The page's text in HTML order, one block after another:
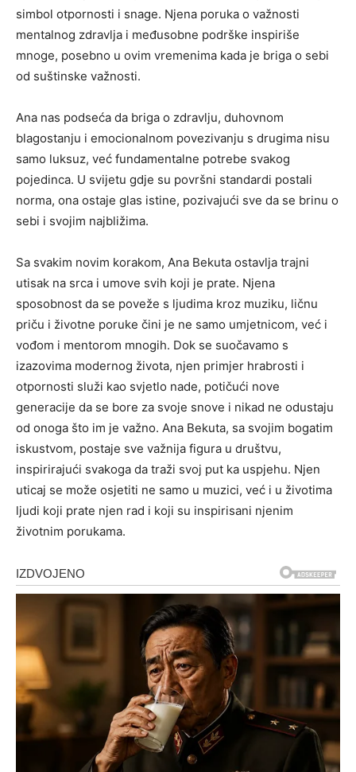
simbol otpornosti i snage. Njena poruka o važnosti
mentalnog zdravlja i međusobne podrške inspiriše
mnoge, posebno u ovim vremenima kada je briga o sebi
od suštinske važnosti.
Ana nas podseća da briga o zdravlju, duhovnom
blagostanju i emocionalnom povezivanju s drugima nisu
samo luksuz, već fundamentalne potrebe svakog
pojedinca. U svijetu gdje su površni standardi postali
norma, ona ostaje glas istine, pozivajući sve da se brinu o
sebi i svojim najbližima.
Sa svakim novim korakom, Ana Bekuta ostavlja trajni
utisak na srca i umove svih koji je prate. Njena
sposobnost da se poveže s ljudima kroz muziku, ličnu
priču i životne poruke čini je ne samo umjetnicom, već i
vođom i mentorom mnogih. Dok se suočavamo s
izazovima modernog života, njen primjer hrabrosti i
otpornosti služi kao svjetlo nade, potičući nove
generacije da se bore za svoje snove i nikad ne odustaju
od onoga što im je važno. Ana Bekuta, sa svojim bogatim
iskustvom, postaje sve važnija figura u društvu,
inspirirajući svakoga da traži svoj put ka uspjehu. Njen
uticaj se može osjetiti ne samo u muzici, već i u životima
ljudi koji prate njen rad i koji su inspirisani njenim
životnim porukama.